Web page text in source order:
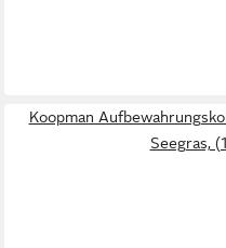
Koopman
Seegras,